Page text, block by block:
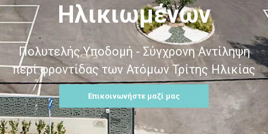
Ηλικιωμένων
Πολυτελής Υποδομή - Σύγχρονη Αντίληψη
περί φροντίδας των Ατόμων Τρίτης Ηλικίας
Επικοινωνήστε μαζί μας